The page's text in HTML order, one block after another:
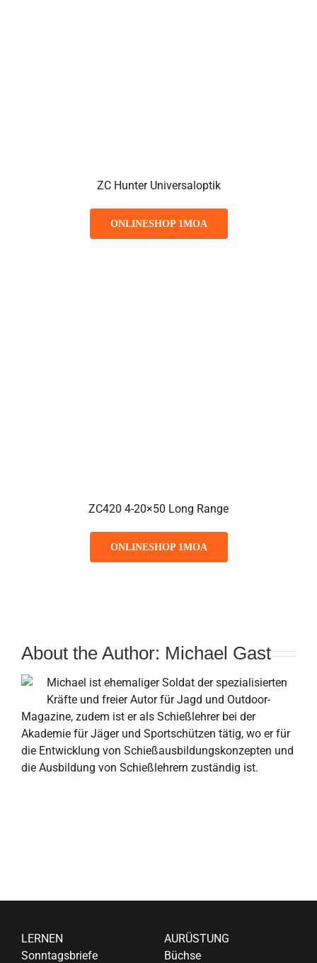
ZC Hunter Universaloptik
ONLINESHOP 1MOA
ZC420 4-20×50 Long Range
ONLINESHOP 1MOA
About the Author: Michael Gast
Michael ist ehemaliger Soldat der spezialisierten
Kräfte und freier Autor für Jagd und Outdoor-
Magazine, zudem ist er als Schießlehrer bei der
Akademie für Jäger und Sportschützen tätig, wo er für
die Entwicklung von Schießausbildungskonzepten und
die Ausbildung von Schießlehrern zuständig ist.
LERNEN
Sonntagsbriefe
AURÜSTUNG
Büchse